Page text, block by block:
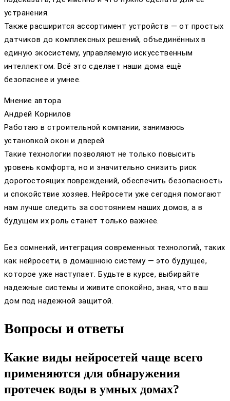
устранения.
Также расширится ассортимент устройств — от простых
датчиков до комплексных решений, объединённых в
единую экосистему, управляемую искусственным
интеллектом. Всё это сделает наши дома ещё
безопаснее и умнее.
Мнение автора
Андрей Корнилов
Работаю в строительной компании, занимаюсь
установкой окон и дверей
Такие технологии позволяют не только повысить
уровень комфорта, но и значительно снизить риск
дорогостоящих повреждений, обеспечить безопасность
и спокойствие хозяев. Нейросети уже сегодня помогают
нам лучше следить за состоянием наших домов, а в
будущем их роль станет только важнее.
Без сомнений, интеграция современных технологий, таких
как нейросети, в домашнюю систему — это будущее,
которое уже наступает. Будьте в курсе, выбирайте
надежные системы и живите спокойно, зная, что ваш
дом под надежной защитой.
Вопросы и ответы
Какие виды нейросетей чаще всего
применяются для обнаружения
протечек воды в умных домах?